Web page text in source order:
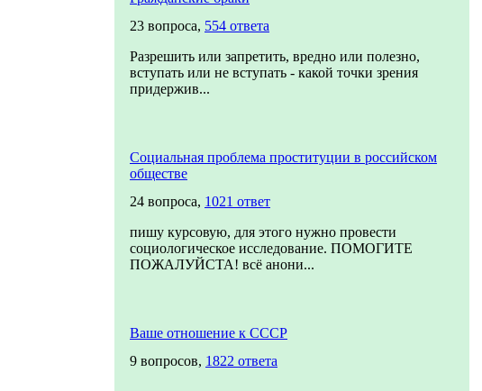
23 вопроса, 554 ответа
Разрешить или запретить, вредно или полезно,
вступать или не вступать - какой точки зрения
придержив...
Социальная проблема проституции в российском
обществе
24 вопроса, 1021 ответ
пишу курсовую, для этого нужно провести
социологическое исследование. ПОМОГИТЕ
ПОЖАЛУЙСТА! всё анони...
Ваше отношение к СССР
9 вопросов, 1822 ответа